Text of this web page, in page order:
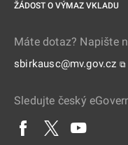
ŽÁDOST O VÝMAZ VKLADU
Máte dotaz? Napište
sbirkausc@mv.gov.cz ⧉
Sledujte český